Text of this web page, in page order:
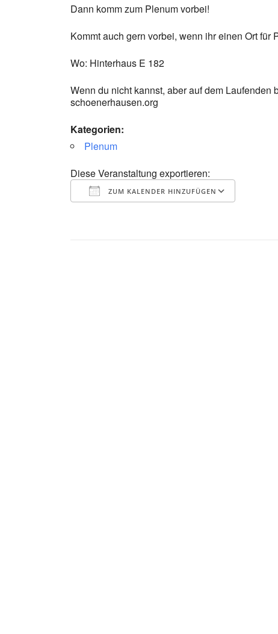
Dann komm zum Plenum vorbei!
Kommt auch gern vorbei, wenn ihr einen Ort für
Wo: Hinterhaus E 182
Wenn du nicht kannst, aber auf dem
schoenerhausen.org
Kategorien:
Plenum
Diese Veranstaltung exportieren:
ZUM KALENDER HINZUFÜGEN